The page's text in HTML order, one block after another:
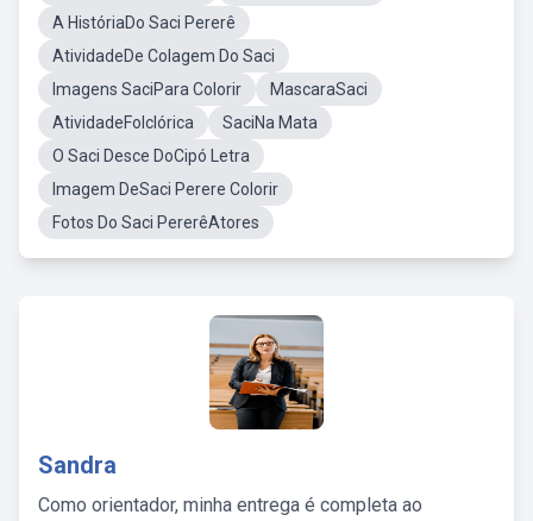
A HistóriaDo Saci Pererê
AtividadeDe Colagem Do Saci
Imagens SaciPara Colorir
MascaraSaci
AtividadeFolclórica
SaciNa Mata
O Saci Desce DoCipó Letra
Imagem DeSaci Perere Colorir
Fotos Do Saci PererêAtores
Sandra
Como orientador, minha entrega é completa ao